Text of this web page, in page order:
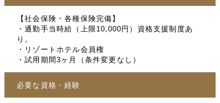
【社会保険・各種保険完備】
・通勤手当時給（上限10,000円）資格支援制度あ
り。
・リゾートホテル会員権
・試用期間3ヶ月（条件変更なし）
必要な資格・経験